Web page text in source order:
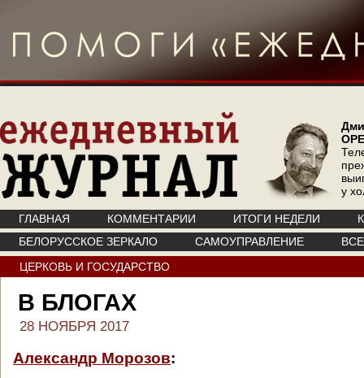
у
ГЛАВНАЯ КОММЕНТАРИИ ИТОГИ НЕДЕЛИ
БЕЛОРУССКОЕ ЗЕРКАЛО
САМОУПРАВЛЕНИЕ
ЦЕРКОВЬ И ГОСУДАРСТВО
В БЛОГАХ
28 НОЯБРЯ 2017
Александр Морозов: